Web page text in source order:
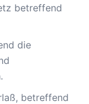
betreffend
die
betreffend